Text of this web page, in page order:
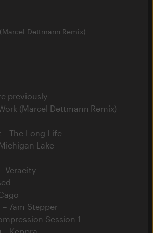
Dettmann Remix)
previously
(Marcel Dettmann Remix)
The Long Life
Lake
Veracity
7am Stepper
Session 1